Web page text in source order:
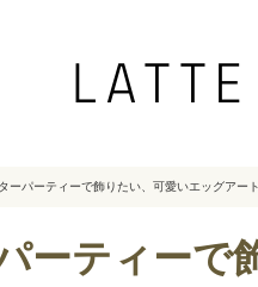
ーパーティーで飾りたい、可愛いエッグアー
ーティーで